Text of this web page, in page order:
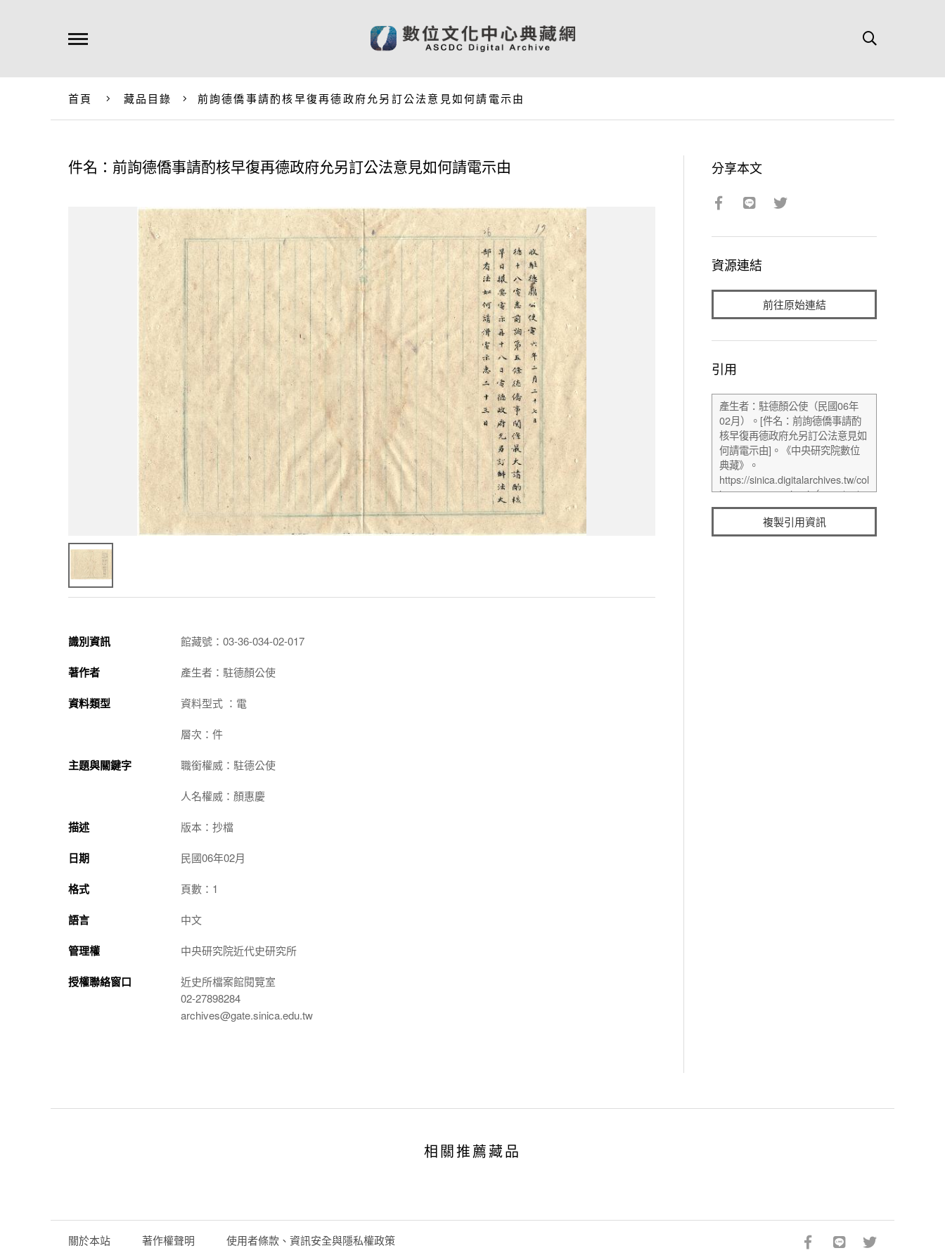
首頁 藏品目錄 前詢德僑事請酌核早復再德政府允另訂公法意見如何請電示由
件名：前詢德僑事請酌核早復再德政府允另訂公法意見如何請電示由
識別資訊 館藏號：03-36-034-02-017
著作者 產生者：駐德顏公使
資料類型 資料型式 ：電
層次：件
主題與關鍵字 職銜權威：駐德公使
人名權威：顏惠慶
描述 版本：抄檔
日期 民國06年02月
格式 頁數：1
語言 中文
管理權 中央研究院近代史研究所
授權聯絡窗口
近史所檔案館閱覽室
02-27898284
archives@gate.sinica.edu.tw
分享本文
資源連結
前往原始連結
引用
複製引用資訊
相關推薦藏品
關於本站 著作權聲明 使用者條款、資訊安全與隱私權政策